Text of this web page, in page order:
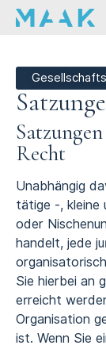
Recht
Unabhängig
tätige -, kleine
oder
handelt, jede
Sie hierbei an
erreicht
Organisation
ist. Wenn Sie